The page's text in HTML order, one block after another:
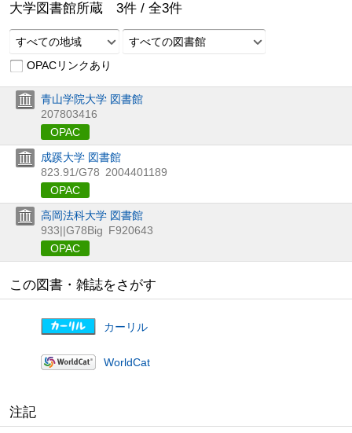
大学図書館所蔵 3件 / 全3件
すべての地域
すべての図書館
OPACリンクあり
青山学院大学 図書館
207803416
OPAC
成蹊大学 図書館
823.91/G78 2004401189
OPAC
高岡法科大学 図書館
933||G78Big F920643
OPAC
この図書・雑誌をさがす
カーリル
WorldCat
注記